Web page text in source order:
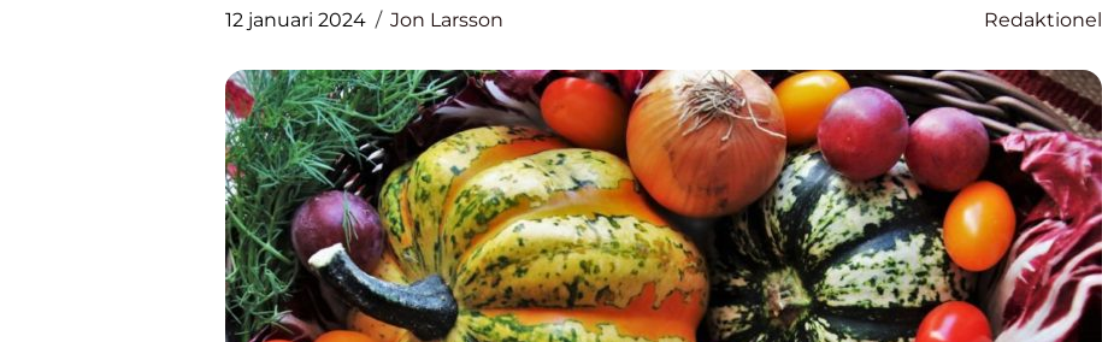
12 januari 2024 Jon Larsson Redaktionel